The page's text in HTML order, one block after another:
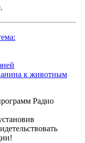
к животным
Радио